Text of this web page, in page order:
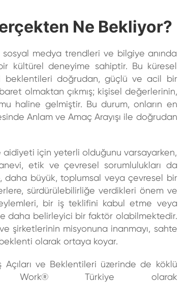
Ne Bekliyor?
sosyal medya trendleri ve bilgiye anında
kültürel deneyime sahiptir. Bu küresel
beklentileri doğrudan, güçlü ve acil bir
olmaktan çıkmış; kişisel değerlerinin,
haline gelmiştir. Bu durum, onların en
Anlam ve Amaç Arayışı ile doğrudan
aidiyeti için yeterli olduğunu varsayarken,
etik ve çevresel sorumlulukları da
daha büyük, toplumsal veya çevresel bir
sürdürülebilirliğe verdikleri önem ve
bir iş teklifini kabul etme veya
daha belirleyici bir faktör olabilmektedir.
şirketlerinin misyonuna inanmayı, sahte
olarak ortaya koyar.
Açıları ve Beklentileri üzerinde de köklü
Türkiye
olarak